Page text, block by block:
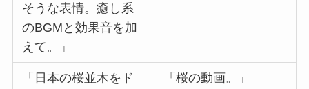
そうな表情。癒し系
のBGMと効果音を加
えて。」
「日本の桜並木をド
「桜の動画。」